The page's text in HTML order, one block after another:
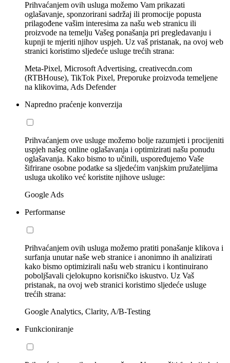
Prihvaćanjem ovih usluga možemo Vam prikazati
oglašavanje, sponzorirani sadržaj ili promocije popusta
prilagođene vašim interesima za našu web stranicu ili
proizvode na temelju Vašeg ponašanja pri pregledavanju i
kupnji te mjeriti njihov uspjeh. Uz vaš pristanak, na ovoj web
stranici koristimo sljedeće usluge trećih strana:
Meta-Pixel, Microsoft Advertising, creativecdn.com
(RTBHouse), TikTok Pixel, Preporuke proizvoda temeljene
na klikovima, Ads Defender
Napredno praćenje konverzija
Prihvaćanjem ove usluge možemo bolje razumjeti i procijeniti
uspjeh našeg online oglašavanja i optimizirati našu ponudu
oglašavanja. Kako bismo to učinili, uspoređujemo Vaše
šifrirane osobne podatke sa sljedećim vanjskim pružateljima
usluga ukoliko već koristite njihove usluge:
Google Ads
Performanse
Prihvaćanjem ovih usluga možemo pratiti ponašanje klikova i
surfanja unutar naše web stranice i anonimno ih analizirati
kako bismo optimizirali našu web stranicu i kontinuirano
poboljšavali cjelokupno korisničko iskustvo. Uz Vaš
pristanak, na ovoj web stranici koristimo sljedeće usluge
trećih strana:
Google Analytics, Clarity, A/B-Testing
Funkcioniranje